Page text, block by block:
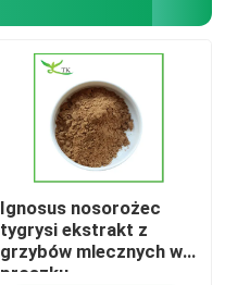
Ignosus nosorożec
tygrysi ekstrakt z
grzybów mlecznych w
proszku